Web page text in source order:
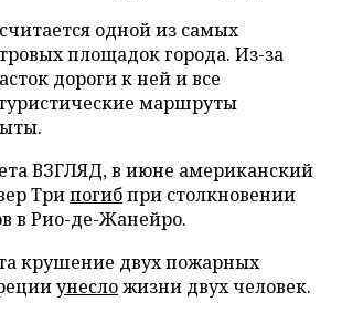
одной из самых
площадок города. Из-за
дороги к ней и все
маршруты
ВЗГЛЯД, в июне американский
Трипогибпри столкновении
в Рио-де-Жанейро.
крушение двух пожарных
унесложизни двух человек.